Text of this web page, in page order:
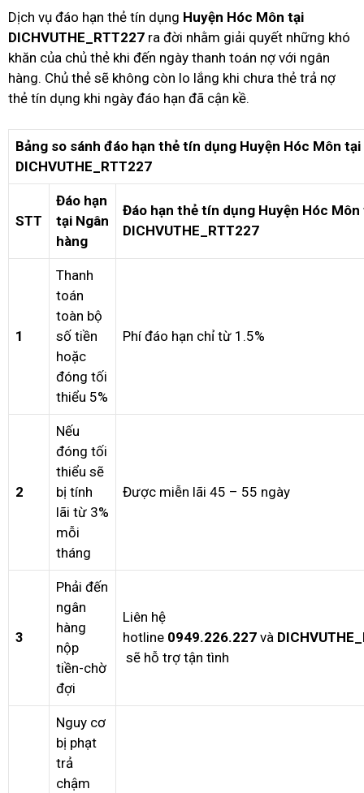
Dịch vụ đáo hạn thẻ tín dụng Huyện Hóc Môn tại
DICHVUTHE_RTT227 ra đời nhằm giải quyết những khó
khăn của chủ thẻ khi đến ngày thanh toán nợ với ngân
hàng. Chủ thẻ sẽ không còn lo lắng khi chưa thẻ trả nợ
thẻ tín dụng khi ngày đáo hạn đã cận kề.
Bảng so sánh đáo hạn thẻ tín dụng Huyện Hóc Môn tại
DICHVUTHE_RTT227
STT
Đáo hạn
tại Ngân
hàng
Đáo hạn thẻ tín dụng Huyện Hóc Môn
DICHVUTHE_RTT227
1
Thanh
toán
toàn bộ
số tiền
hoặc
đóng tối
thiểu 5%
Phí đáo hạn chỉ từ 1.5%
2
Nếu
đóng tối
thiểu sẽ
bị tính
lãi từ 3%
mỗi
tháng
Được miễn lãi 45 – 55 ngày
3
Phải đến
ngân
hàng
nộp
tiền-chờ
đợi
Liên hệ
hotline 0949.226.227 và
sẽ hỗ trợ tận tình
Nguy cơ
bị phạt
trả
chậm